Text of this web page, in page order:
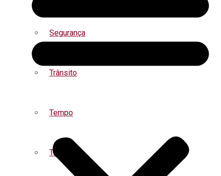
Segurança
Trânsito
Tempo
Turismo